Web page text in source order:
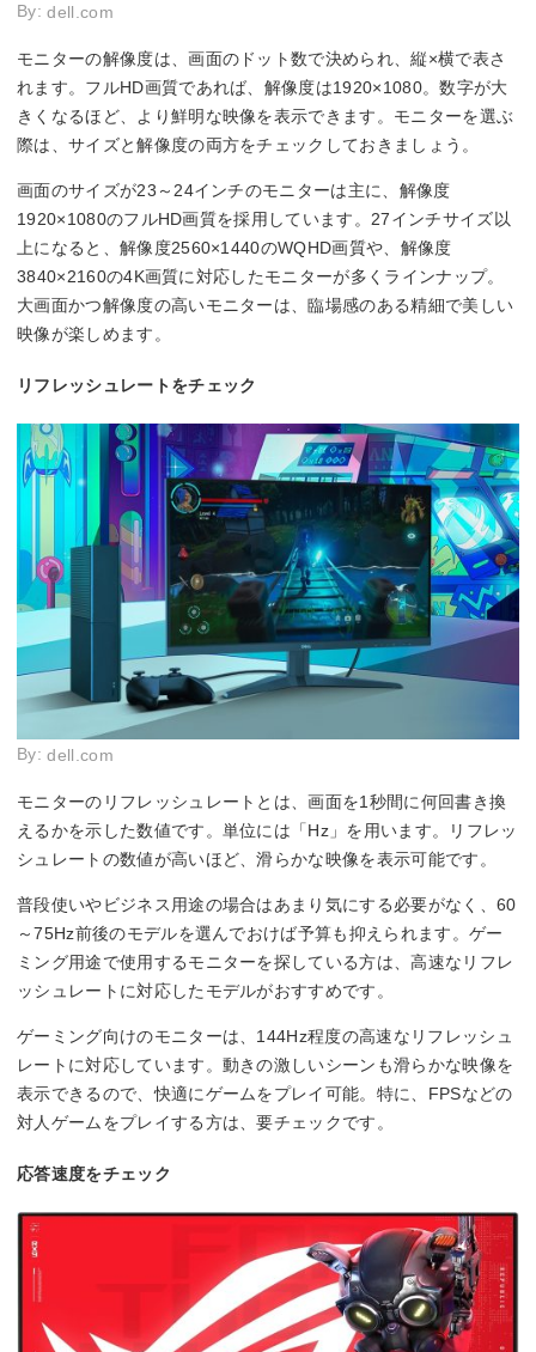
By:dell.com
モニターの解像度は、画面のドット数で決められ、縦×横で表さ
れます。フルHD画質であれば、解像度は1920×1080。数字が大
きくなるほど、より鮮明な映像を表示できます。モニターを選ぶ
際は、サイズと解像度の両方をチェックしておきましょう。
画面のサイズが23～24インチのモニターは主に、解像度
1920×1080のフルHD画質を採用しています。27インチサイズ以
上になると、解像度2560×1440のWQHD画質や、解像度
3840×2160の4K画質に対応したモニターが多くラインナップ。
大画面かつ解像度の高いモニターは、臨場感のある精細で美しい
映像が楽しめます。
リフレッシュレートをチェック
By:dell.com
モニターのリフレッシュレートとは、画面を1秒間に何回書き換
えるかを示した数値です。単位には「Hz」を用います。リフレッ
シュレートの数値が高いほど、滑らかな映像を表示可能です。
普段使いやビジネス用途の場合はあまり気にする必要がなく、60
～75Hz前後のモデルを選んでおけば予算も抑えられます。ゲー
ミング用途で使用するモニターを探している方は、高速なリフレ
ッシュレートに対応したモデルがおすすめです。
ゲーミング向けのモニターは、144Hz程度の高速なリフレッシュ
レートに対応しています。動きの激しいシーンも滑らかな映像を
表示できるので、快適にゲームをプレイ可能。特に、FPSなどの
対人ゲームをプレイする方は、要チェックです。
応答速度をチェック